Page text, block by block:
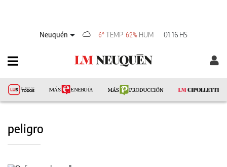
Neuquén 6°TEMP 62% HUM 01:16 HS
peligro